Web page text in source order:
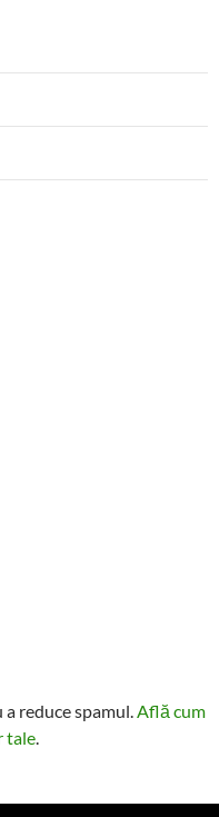
reduce spamul.Află cum
tale.